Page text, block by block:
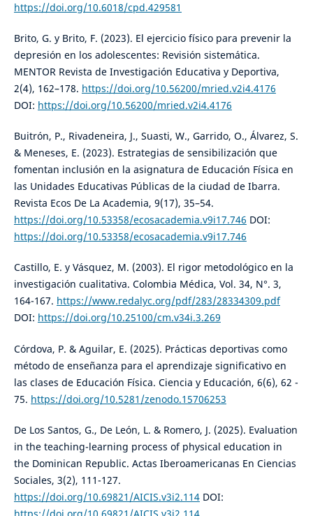
https://doi.org/10.6018/cpd.429581
Brito, G. y Brito, F. (2023). El ejercicio físico para prevenir la
depresión en los adolescentes: Revisión sistemática.
MENTOR Revista de Investigación Educativa y Deportiva,
2(4), 162–178. https://doi.org/10.56200/mried.v2i4.4176
DOI: https://doi.org/10.56200/mried.v2i4.4176
Buitrón, P., Rivadeneira, J., Suasti, W., Garrido, O., Álvarez, S.
& Meneses, E. (2023). Estrategias de sensibilización que
fomentan inclusión en la asignatura de Educación Física en
las Unidades Educativas Públicas de la ciudad de Ibarra.
Revista Ecos De La Academia, 9(17), 35–54.
https://doi.org/10.53358/ecosacademia.v9i17.746 DOI:
https://doi.org/10.53358/ecosacademia.v9i17.746
Castillo, E. y Vásquez, M. (2003). El rigor metodológico en la
investigación cualitativa. Colombia Médica, Vol. 34, N°. 3,
164-167. https://www.redalyc.org/pdf/283/28334309.pdf
DOI: https://doi.org/10.25100/cm.v34i.3.269
Córdova, P. & Aguilar, E. (2025). Prácticas deportivas como
método de enseñanza para el aprendizaje significativo en
las clases de Educación Física. Ciencia y Educación, 6(6), 62 -
75. https://doi.org/10.5281/zenodo.15706253
De Los Santos, G., De León, L. & Romero, J. (2025). Evaluation
in the teaching-learning process of physical education in
the Dominican Republic. Actas Iberoamericanas En Ciencias
Sociales, 3(2), 111-127.
https://doi.org/10.69821/AICIS.v3i2.114DOI:
https://doi.org/10.69821/AICIS.v3i2.114